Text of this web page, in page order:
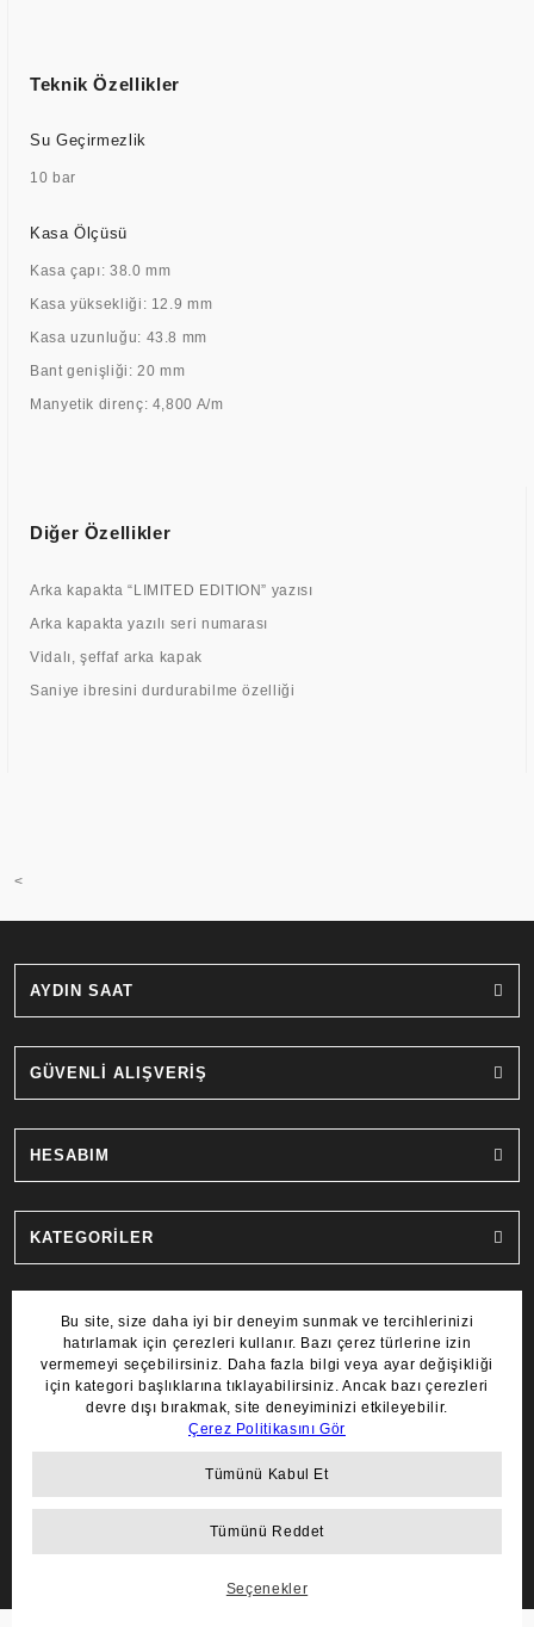
Teknik Özellikler
Su Geçirmezlik
10 bar
Kasa Ölçüsü
Kasa çapı: 38.0 mm
Kasa yüksekliği: 12.9 mm
Kasa uzunluğu: 43.8 mm
Bant genişliği: 20 mm
Manyetik direnç: 4,800 A/m
Diğer Özellikler
Arka kapakta “LIMITED EDITION” yazısı
Arka kapakta yazılı seri numarası
Vidalı, şeffaf arka kapak
Saniye ibresini durdurabilme özelliği
<
AYDIN SAAT
GÜVENLİ ALIŞVERİŞ
HESABIM
KATEGORİLER
MARKALAR